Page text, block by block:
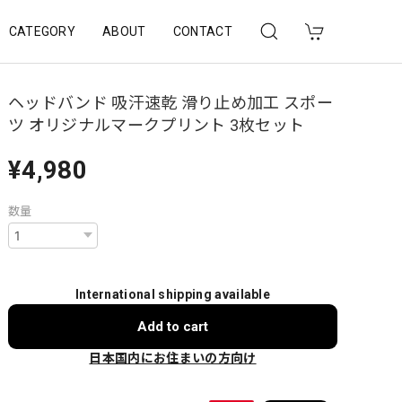
CATEGORY ABOUT CONTACT
ヘッドバンド 吸汗速乾 滑り止め加工 スポー
ツ オリジナルマークプリント 3枚セット
¥4,980
数量
International shipping available
Add to cart
日本国内にお住まいの方向け